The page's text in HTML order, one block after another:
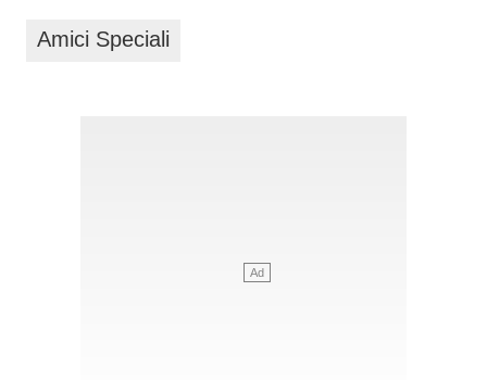
Amici Speciali